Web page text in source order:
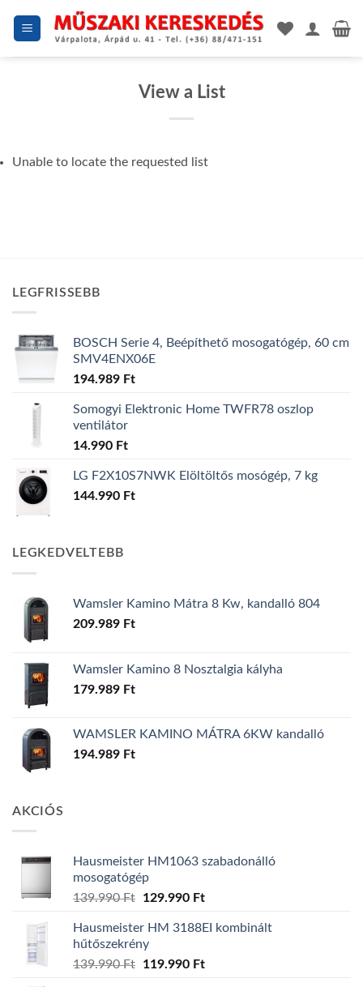
View a List
Unable to locate the requested list
LEGFRISSEBB
BOSCH Serie 4, Beépíthető mosogatógép, 60 cm
SMV4ENX06E
194.989 Ft
Somogyi Elektronic Home TWFR78 oszlop
ventilátor
14.990 Ft
LG F2X10S7NWK Elöltöltős mosógép, 7 kg
144.990 Ft
LEGKEDVELTEBB
Wamsler Kamino Mátra 8 Kw, kandalló 804
209.989 Ft
Wamsler Kamino 8 Nosztalgia kályha
179.989 Ft
WAMSLER KAMINO MÁTRA 6KW kandalló
194.989 Ft
AKCIÓS
Hausmeister HM1063 szabadonálló
mosogatógép
139.990Ft
Original
was:
139.990 Ft.
129.990 FtCurrent
is:
Hausmeister HM 3188EI kombinált
hűtőszekrény
139.990Ft
Original
119.990 FtCurrent